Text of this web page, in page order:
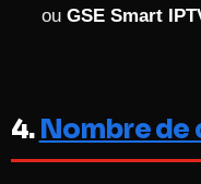
ou GSE Smart
4. Nombre de